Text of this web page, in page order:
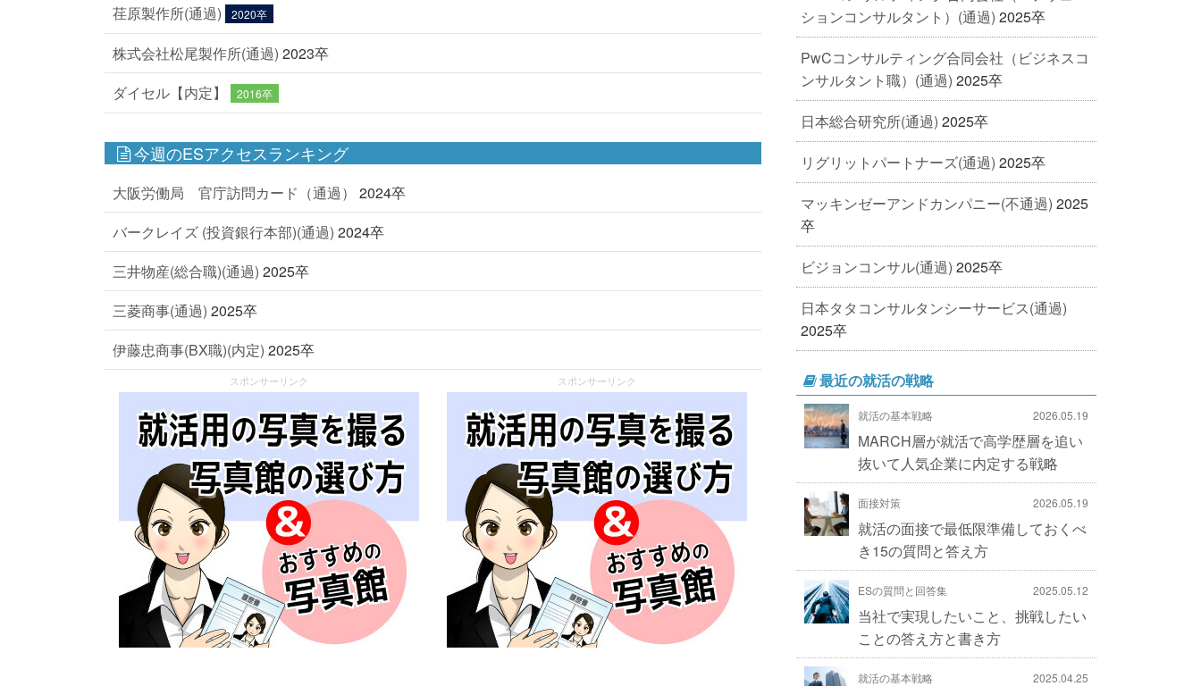
荏原製作所(通過) 2020卒
株式会社松尾製作所(通過) 2023卒
ダイセル【内定】
2016卒
今週のESアクセスランキング
大阪労働局 官庁訪問カード（通過）
2024卒
バークレイズ (投資銀行本部)(通過) 2024卒
三井物産(総合職)(通過) 2025卒
三菱商事(通過) 2025卒
伊藤忠商事(BX職)(内定) 2025卒
スポンサーリンク スポンサーリンク
ションコンサルタント）(通過) 2025卒
PwCコンサルティング合同会社（ビジネスコ
ンサルタント職）(通過) 2025卒
日本総合研究所(通過) 2025卒
リグリットパートナーズ(通過) 2025卒
マッキンゼーアンドカンパニー(不通過) 2025
卒
ビジョンコンサル(通過) 2025卒
日本タタコンサルタンシーサービス(通過)
2025卒
最近の就活の戦略
就活の基本戦略 2026.05.19
MARCH層が就活で高学歴層を追い
抜いて人気企業に内定する戦略
面接対策 2026.05.19
就活の面接で最低限準備しておくべ
き15の質問と答え方
ESの質問と回答集 2025.05.12
当社で実現したいこと、挑戦したい
ことの答え方と書き方
就活の基本戦略 2025.04.25